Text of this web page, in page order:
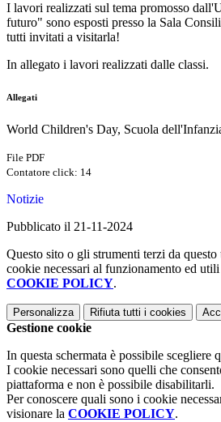
I lavori realizzati sul tema promosso
futuro" sono esposti presso la Sala
tutti invitati a visitarla!
In allegato i lavori realizzati dalle classi.
Allegati
World Children's Day, Scuola
File PDF
Contatore click: 14
Notizie
Pubblicato il 21-11-2024
Questo sito o gli strumenti terzi da
cookie necessari al funzionamento ed
COOKIE POLICY.
Personalizza Rifiuta tutti i cookies
Gestione cookie
In questa schermata è possibile scegliere
I cookie necessari sono quelli che
piattaforma e non è possibile disabilitarli.
Per conoscere quali sono i cookie
visionare la COOKIE POLICY.